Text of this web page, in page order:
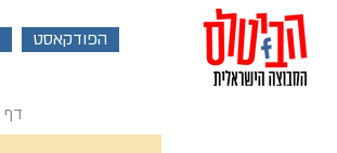
הפודקאסט
דף